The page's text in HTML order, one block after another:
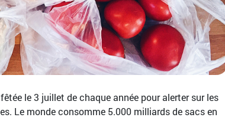
le 3 juillet de chaque année pour alerter sur les
Le monde consomme 5.000 milliards de sacs en